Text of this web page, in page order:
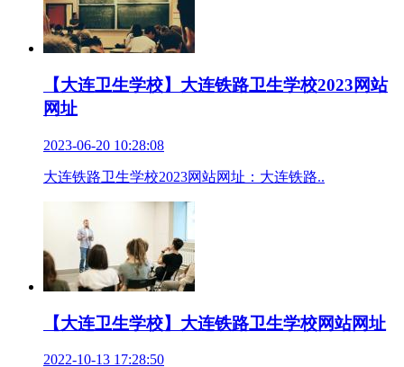
【大连卫生学校】大连铁路卫生学校2023网站
网址
2023-06-20 10:28:08
大连铁路卫生学校2023网站网址：大连铁路..
【大连卫生学校】大连铁路卫生学校网站网址
2022-10-13 17:28:50